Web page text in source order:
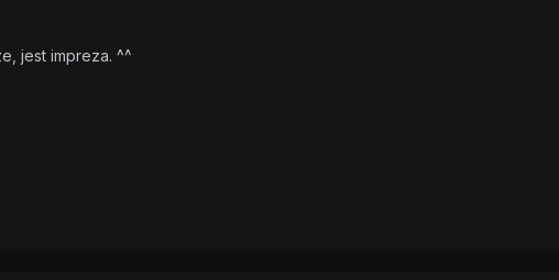
jest impreza. ^^